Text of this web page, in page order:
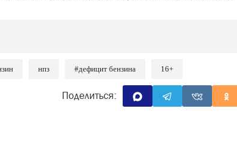
нпз #дефицит бензина 16+
Поделиться: